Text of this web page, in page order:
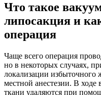
Что такое
липосакция и
операция
Чаще всего операция
но в некоторых случаях,
локализации
местной анестезии. В
ткани удаляются при